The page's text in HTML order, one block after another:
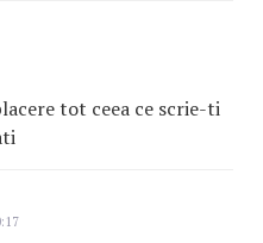
tot ceea ce scrie-ti